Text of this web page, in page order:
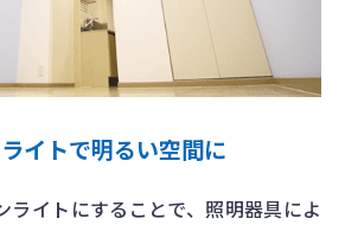
イトで明るい空間に
ライトにすることで、照明器具によ